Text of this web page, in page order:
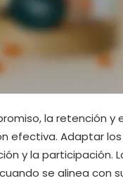
la retención y
efectiva. Adaptar
y la participación.
se alinea con